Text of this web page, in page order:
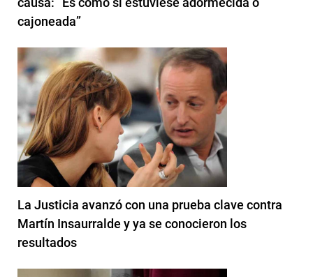
cajoneada”
La Justicia avanzó con una prueba clave contra
Martín Insaurralde y ya se conocieron los
resultados